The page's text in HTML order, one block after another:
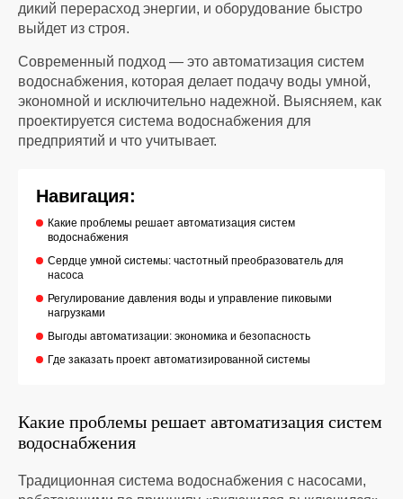
дикий перерасход энергии, и оборудование быстро
выйдет из строя.
Современный подход — это автоматизация систем
водоснабжения, которая делает подачу воды умной,
экономной и исключительно надежной. Выясняем, как
проектируется система водоснабжения для
предприятий и что учитывает.
Навигация:
Какие проблемы решает автоматизация систем
водоснабжения
Сердце умной системы: частотный преобразователь для
насоса
Регулирование давления воды и управление пиковыми
нагрузками
Выгоды автоматизации: экономика и безопасность
Где заказать проект автоматизированной системы
Какие проблемы решает автоматизация систем
водоснабжения
Традиционная система водоснабжения с насосами,